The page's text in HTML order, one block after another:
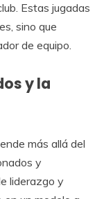
Estas jugadas
sino que
de equipo.
y la
más allá del
y
liderazgo y